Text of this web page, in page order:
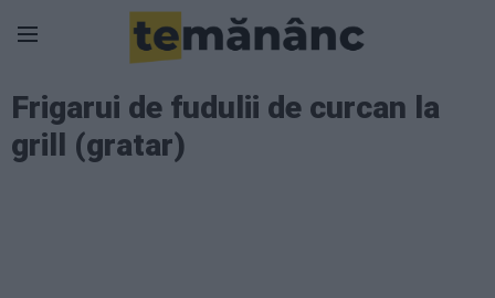
Frigarui de fudulii de curcan la
grill (gratar)